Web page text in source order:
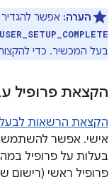
הערה: אפשר
בעל המכשיר. כדי
הקצאת פרופיל
הקצאת הרשאות לבעל
אישי. אפשר להשתמש
בעלות על פרופיל
פרופיל ראשי (רישום